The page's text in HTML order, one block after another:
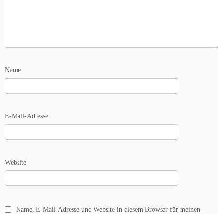
Name
E-Mail-Adresse
Website
Name, E-Mail-Adresse und Website in diesem Browser für meinen